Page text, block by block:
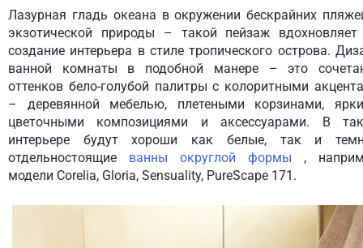
Лазурная гладь океана в окружении бескрайних
экзотической природы – такой пейзаж
создание интерьера в стиле тропического острова.
ванной комнаты в подобной манере – это
оттенков бело-голубой палитры с колоритными
– деревянной мебелью, плетеными корзинами,
цветочными композициями и аксессуарами. В
интерьере будут хороши как белые, так и
отдельностоящие ванны округлой формы ,
модели Corelia, Gloria, Sensuality, PureScape 171.